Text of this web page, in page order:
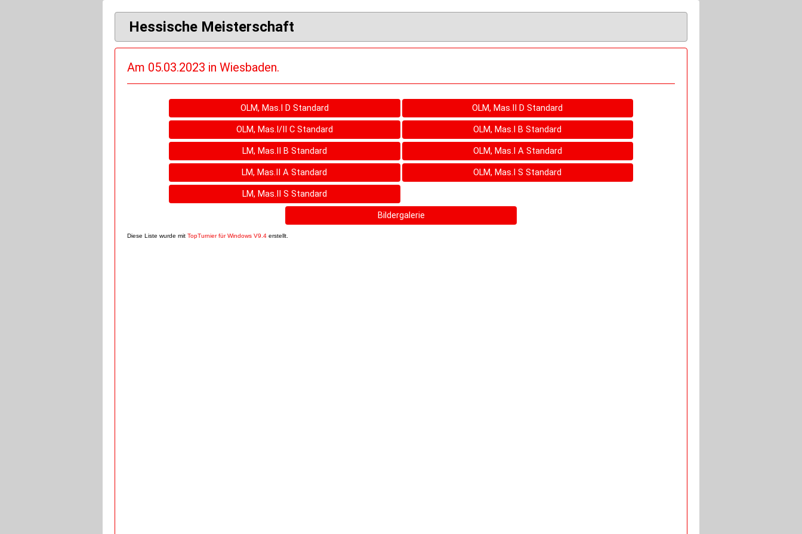
Hessische Meisterschaft
Am 05.03.2023 in Wiesbaden.
OLM, Mas.I D Standard
OLM, Mas.II D Standard
OLM, Mas.I/II C Standard
OLM, Mas.I B Standard
LM, Mas.II B Standard
OLM, Mas.I A Standard
LM, Mas.II A Standard
OLM, Mas.I S Standard
LM, Mas.II S Standard
Bildergalerie
Diese Liste wurde mit TopTurnier für Windows V9.4 erstellt.